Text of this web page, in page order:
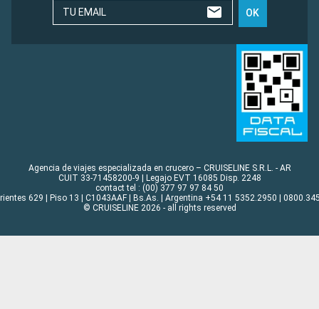
TU EMAIL OK
Agencia de viajes especializada en crucero – CRUISELINE S.R.L. - AR
CUIT 33-71458200-9 | Legajo EVT 16085 Disp. 2248
contact tel : (00) 377 97 97 84 50
629 | Piso 13 | C1043AAF | Bs.As. | Argentina +54 11 5352.2950 |
© CRUISELINE 2026 - all rights reserved